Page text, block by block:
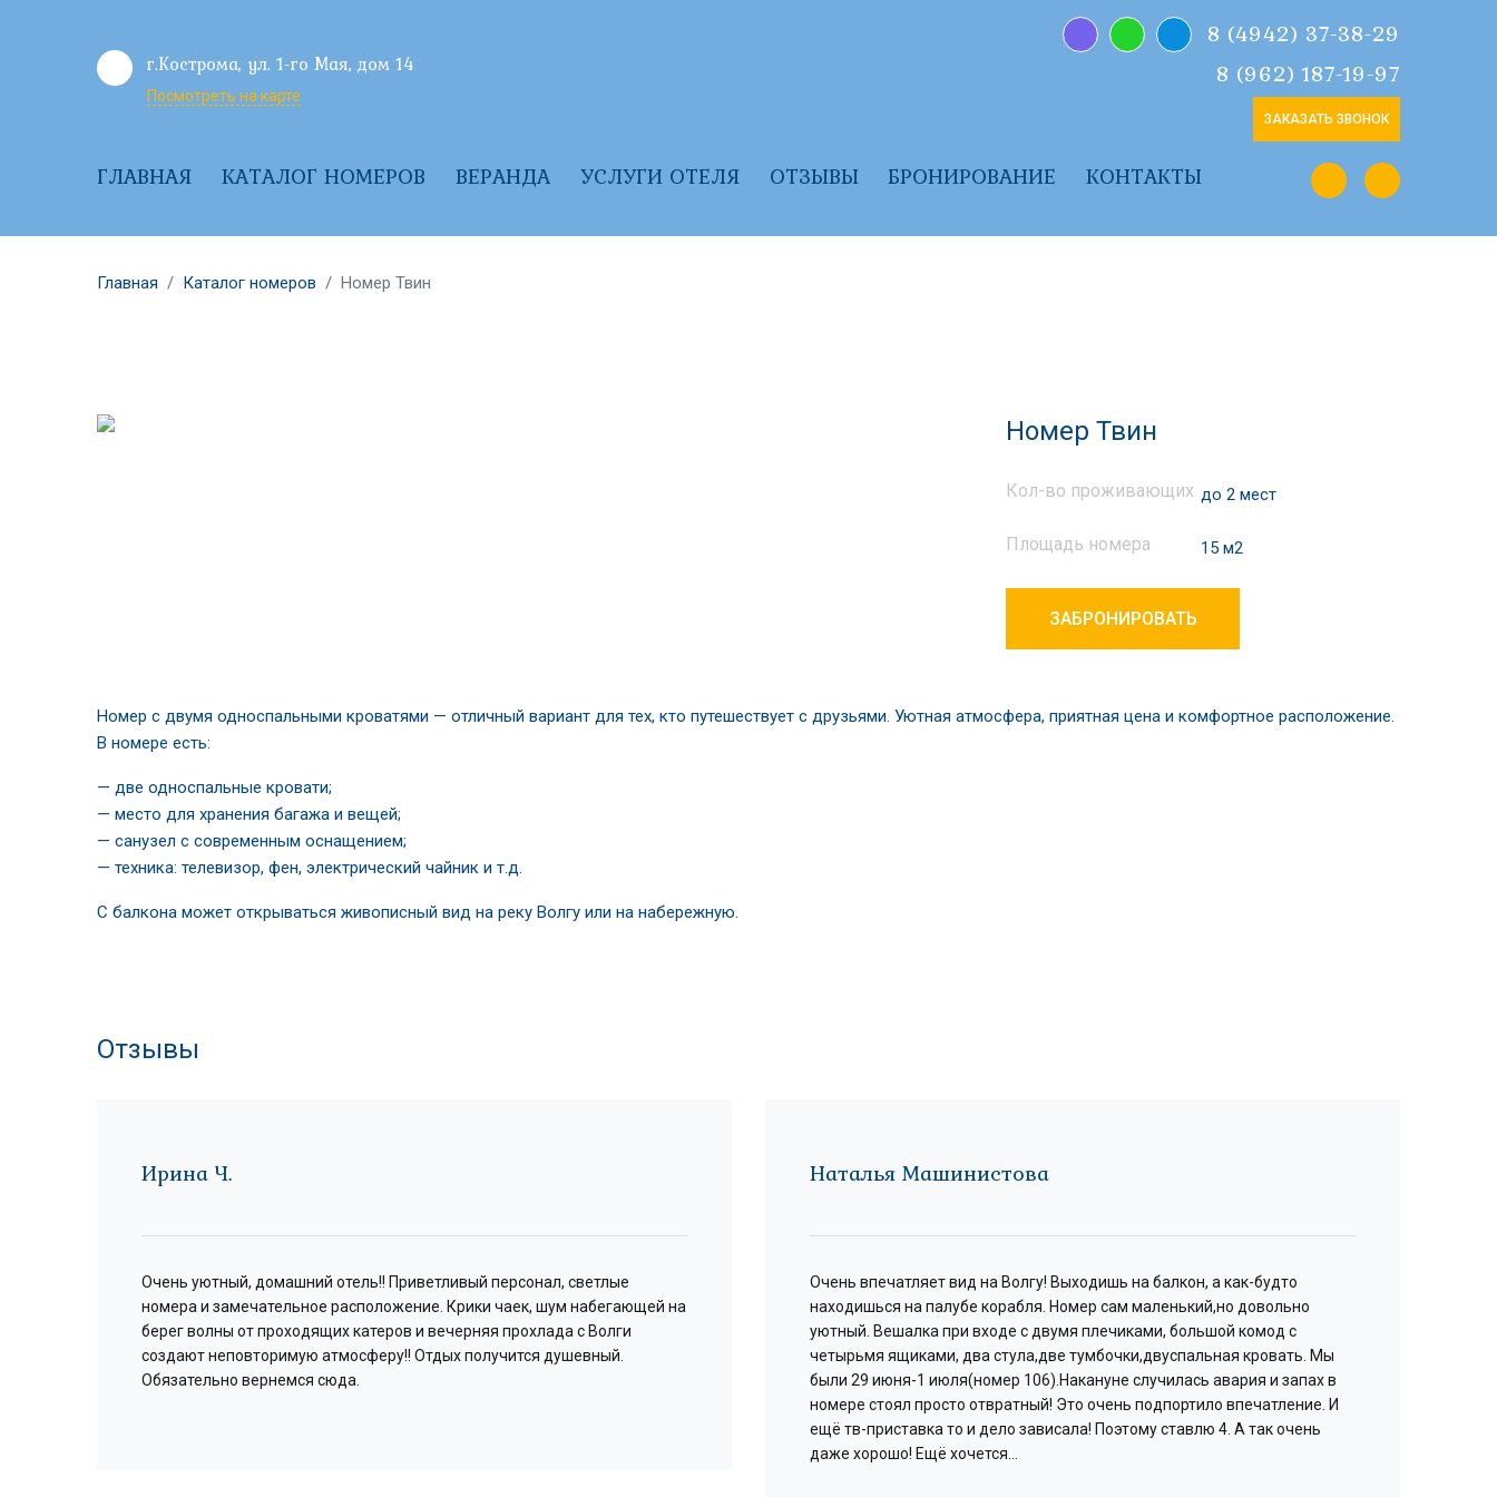
г.Кострома, ул. 1-го Мая, дом 14
Посмотреть на карте
8 (4942) 37-38-29
8 (962) 187-19-97
ЗАКАЗАТЬ ЗВОНОК
ГЛАВНАЯ КАТАЛОГ НОМЕРОВ ВЕРАНДА УСЛУГИ ОТЕЛЯ ОТЗЫВЫ БРОНИРОВАНИЕ КОНТАКТЫ
Главная Каталог номеров Номер Твин
Номер Твин
Кол-во проживающих до 2 мест
Площадь номера 15 м2
ЗАБРОНИРОВАТЬ
Номер с двумя односпальными кроватями — отличный вариант для тех, кто путешествует с друзьями. Уютная атмосфера, приятная цена и комфортное расположение.
В номере есть:
— две односпальные кровати;
— место для хранения багажа и вещей;
— санузел с современным оснащением;
— техника: телевизор, фен, электрический чайник и т.д.
С балкона может открываться живописный вид на реку Волгу или на набережную.
Отзывы
Ирина Ч.
Очень уютный, домашний отель!! Приветливый персонал, светлые
номера и замечательное расположение. Крики чаек, шум набегающей на
берег волны от проходящих катеров и вечерняя прохлада с Волги
создают неповторимую атмосферу!! Отдых получится душевный.
Обязательно вернемся сюда.
Наталья Машинистова
Очень впечатляет вид на Волгу! Выходишь на балкон, а как-будто
находишься на палубе корабля. Номер сам маленький,но довольно
уютный. Вешалка при входе с двумя плечиками, большой комод с
четырьмя ящиками, два стула,две тумбочки,двуспальная кровать. Мы
были 29 июня-1 июля(номер 106).Накануне случилась авария и запах в
номере стоял просто отвратный! Это очень подпортило впечатление. И
ещё тв-приставка то и дело зависала! Поэтому ставлю 4. А так очень
даже хорошо! Ещё хочется…